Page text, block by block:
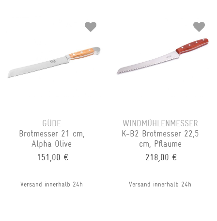
GÜDE
Brotmesser 21 cm,
Alpha Olive
151,00 €
Versand innerhalb 24h
WINDMÜHLENMESSER
K-B2 Brotmesser 22,5
cm, Pflaume
218,00 €
Versand innerhalb 24h